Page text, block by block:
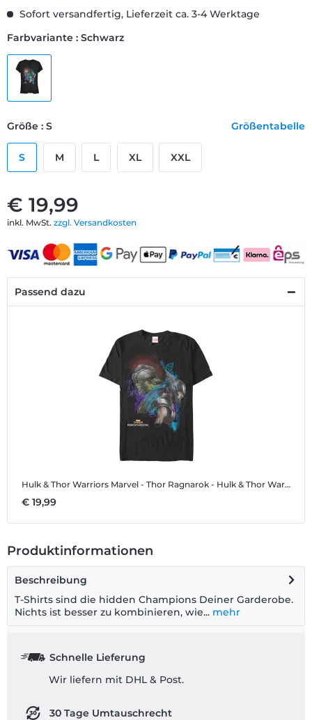
€ 19,99
inkl. MwSt. zzgl. Versandkosten
Sofort versandfertig, Lieferzeit ca. 3-4 Werktage
Farbvariante : Schwarz
Größe : S Größentabelle
S M L XL XXL
Passend dazu
Hulk & Thor Warriors Marvel - Thor Ragnarok - Hulk & Thor Warriors - Männer T-Shirt
€ 19,99
Produktinformationen
Beschreibung
T-Shirts sind die hidden Champions Deiner Garderobe.
Nichts ist besser zu kombinieren, wie... mehr
Schnelle Lieferung
Wir liefern mit DHL & Post.
30 Tage Umtauschrecht